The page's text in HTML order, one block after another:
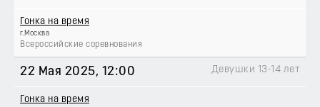
Гонка на время
г.Москва
Всероссийские соревнования
22 Мая 2025, 12:00
Гонка на время
Девушки 13-14 лет